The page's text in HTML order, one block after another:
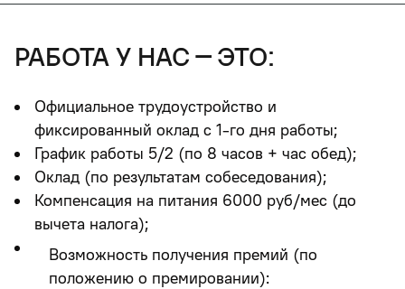
работа у нас – это:
Официальное трудоустройство и
фиксированный оклад с 1-го дня работы;
График работы 5/2 (по 8 часов + час обед);
Оклад (по результатам собеседования);
Компенсация на питания 6000 руб/мес (до
вычета налога);
Возможность получения премий (по
положению о премировании):